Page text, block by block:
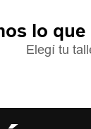
lo
Elegí tu